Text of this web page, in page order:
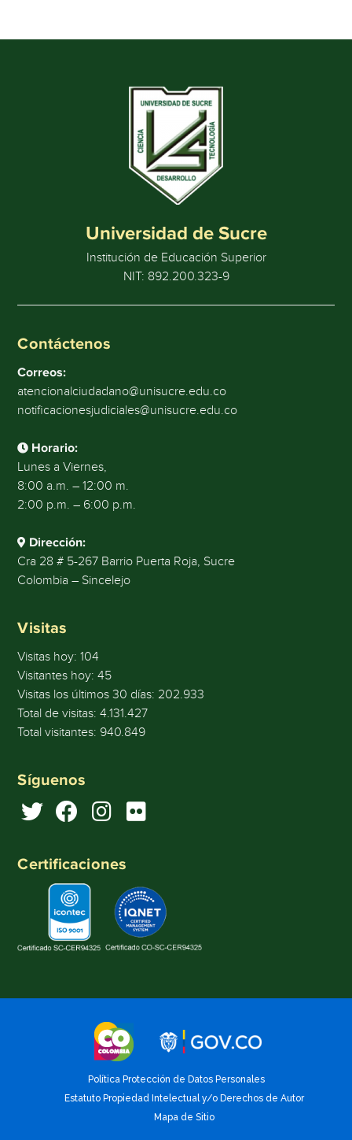
Universidad de Sucre
Institución de Educación Superior
NIT: 892.200.323-9
Contáctenos
Correos:
atencionalciudadano@unisucre.edu.co
notificacionesjudiciales@unisucre.edu.co
Horario:
Lunes a Viernes,
8:00 a.m. – 12:00 m.
2:00 p.m. – 6:00 p.m.
Dirección:
Cra 28 # 5-267 Barrio Puerta Roja, Sucre
Colombia – Sincelejo
Visitas
Visitas hoy:104
Visitantes hoy:45
Visitas los últimos 30 días: 202.933
Total de visitas:4.131.427
Total visitantes: 940.849
Síguenos
Certificaciones
Política Protección de Datos Personales
Estatuto Propiedad Intelectual y/o Derechos de Autor
Mapa de Sitio